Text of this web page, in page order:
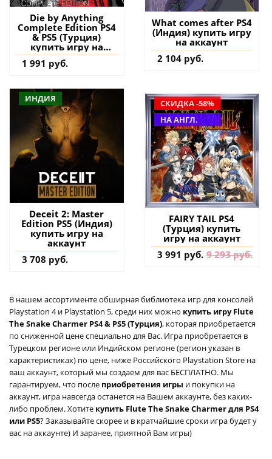
Die by Anything
Complete Edition PS4
& PS5 (Турция)
купить игру на
аккаунт
1 991 руб.
What comes after PS4
(Индия) купить игру
на аккаунт
2 104 руб.
ИНДИЯ
Deceit 2: Master
Edition PS5 (Индия)
купить игру на
аккаунт
3 708 руб.
СКИДКА -58%
НА АНГЛ.
FAIRY TAIL PS4
(Турция) купить
игру на аккаунт
3 991 руб. 9 293 руб.
В нашем ассортименте обширная библиотека игр для консолей
Playstation 4 и Playstation 5, среди них можно купить игру Flute
The Snake Charmer PS4 & PS5 (Турция), которая приобретается
по сниженной цене специально для Вас. Игра приобретается в
Турецком регионе или Индийском регионе (регион указан в
характеристиках) по цене, ниже Российского Playstation Store на
ваш аккаунт, который мы создаем для вас БЕСПЛАТНО. Мы
гарантируем, что после приобретения игры и покупки на
аккаунт, игра навсегда останется на Вашем аккаунте, без каких-
либо проблем. Хотите купить Flute The Snake Charmer для PS4
или PS5? Заказывайте скорее и в кратчайшие сроки игра будет у
вас на аккаунте) И заранее, приятной Вам игры)